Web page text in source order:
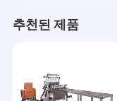
추천된 제품